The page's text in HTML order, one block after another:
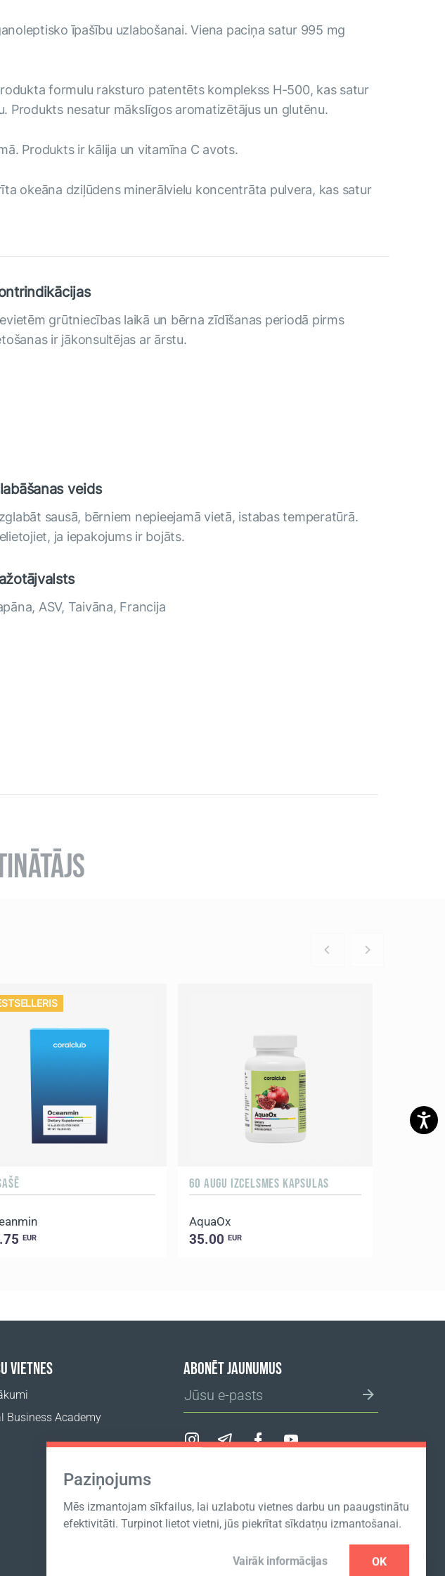
īpašību uzlabošanai. Viena paciņa satur 995 mg
formulu raksturo patentēts komplekss H-500, kas satur
Produkts nesatur mākslīgos aromatizētājus un glutēnu.
Produkts ir kālija un vitamīna C avots.
okeāna dziļūdens minerālvielu koncentrāta pulvera, kas satur
grūtniecības laikā un bērna zīdīšanas periodā pirms
ir jākonsultējas ar ārstu.
veids
sausā, bērniem nepieejamā vietā, istabas temperatūrā.
ja iepakojums ir bojāts.
ASV, Taivāna, Francija
EUR
60 AUGU IZCELSMES KAPSULAS
AquaOx
35.00EUR
Paziņojums
Mēs izmantojam sīkfailus, lai uzlabotu vietnes darbu un paaugstinātu
efektivitāti. Turpinot lietot vietni, jūs piekrītat sīkdatņu izmantošanai.
Vairāk informācijas OK
VIETNES
Business Academy
ABONĒT JAUNUMUS